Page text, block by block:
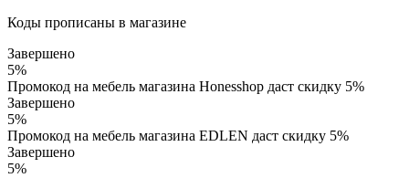
Коды прописаны в магазине
Завершено
5%
Промокод на мебель магазина Honesshop даст скидку 5%
Завершено
5%
Промокод на мебель магазина EDLEN даст скидку 5%
Завершено
5%